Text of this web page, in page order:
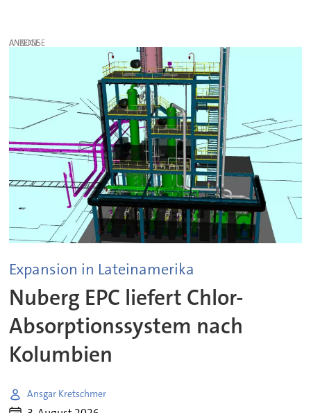
ANZEIGE
Expansion in Lateinamerika
Nuberg EPC liefert Chlor-
Absorptionssystem nach
Kolumbien
Ansgar Kretschmer